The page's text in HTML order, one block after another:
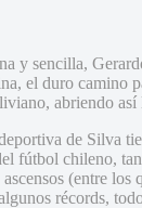
y sencilla,
el duro camino
abriendo así
de Silva
fútbol chileno,
(entre
récords,